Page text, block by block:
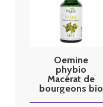
Oemine
phybio
Macérat de
bourgeons bio